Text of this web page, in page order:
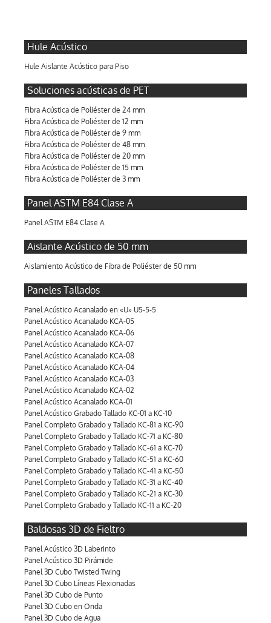
Hule Acústico
Hule Aislante Acústico para Piso
Soluciones acústicas de PET
Fibra Acústica de Poliéster de 24 mm
Fibra Acústica de Poliéster de 12 mm
Fibra Acústica de Poliéster de 9 mm
Fibra Acústica de Poliéster de 48 mm
Fibra Acústica de Poliéster de 20 mm
Fibra Acústica de Poliéster de 15 mm
Fibra Acústica de Poliéster de 3 mm
Panel ASTM E84 Clase A
Panel ASTM E84 Clase A
Aislante Acústico de 50 mm
Aislamiento Acústico de Fibra de Poliéster de 50 mm
Paneles Tallados
Panel Acústico Acanalado en «U» U5-5-5
Panel Acústico Acanalado KCA-05
Panel Acústico Acanalado KCA-06
Panel Acústico Acanalado KCA-07
Panel Acústico Acanalado KCA-08
Panel Acústico Acanalado KCA-04
Panel Acústico Acanalado KCA-03
Panel Acústico Acanalado KCA-02
Panel Acústico Acanalado KCA-01
Panel Acústico Grabado Tallado KC-01 a KC-10
Panel Completo Grabado y Tallado KC-81 a KC-90
Panel Completo Grabado y Tallado KC-71 a KC-80
Panel Completo Grabado y Tallado KC-61 a KC-70
Panel Completo Grabado y Tallado KC-51 a KC-60
Panel Completo Grabado y Tallado KC-41 a KC-50
Panel Completo Grabado y Tallado KC-31 a KC-40
Panel Completo Grabado y Tallado KC-21 a KC-30
Panel Completo Grabado y Tallado KC-11 a KC-20
Baldosas 3D de Fieltro
Panel Acústico 3D Laberinto
Panel Acústico 3D Pirámide
Panel 3D Cubo Twisted Twing
Panel 3D Cubo Líneas Flexionadas
Panel 3D Cubo de Punto
Panel 3D Cubo en Onda
Panel 3D Cubo de Agua